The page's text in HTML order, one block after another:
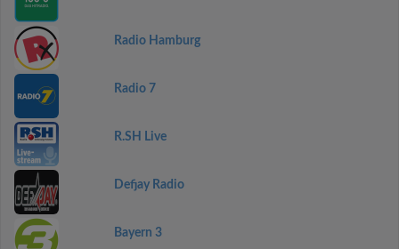
Radio Hamburg
Radio 7
R.SH Live
Defjay Radio
Bayern 3